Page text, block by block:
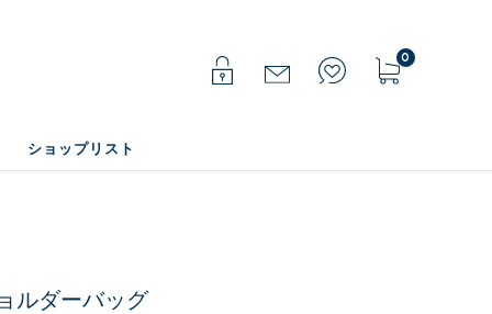
0
ショップリスト
ルダーバッグ